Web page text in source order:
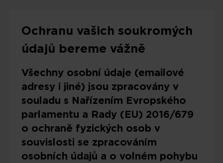
Ochranu vašich soukromých
údajů bereme vážně
Všechny osobní údaje (emailové
adresy i jiné) jsou zpracovány v
souladu s Nařízením Evropského
parlamentu a Rady (EU) 2016/679
o ochraně fyzických osob v
souvislosti se zpracováním
osobních údajů a o volném pohybu